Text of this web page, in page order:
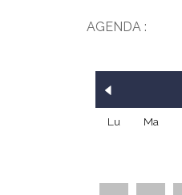
AGENDA :
Lu Ma